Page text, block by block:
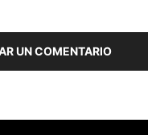
UN COMENTARIO